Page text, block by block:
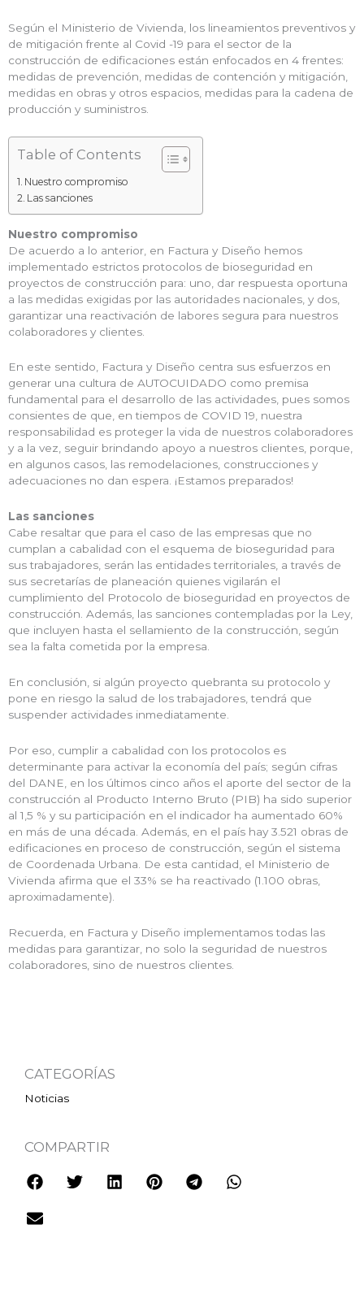
Según el Ministerio de Vivienda, los lineamientos preventivos y
de mitigación frente al Covid -19 para el sector de la
construcción de edificaciones están enfocados en 4 frentes:
medidas de prevención, medidas de contención y mitigación,
medidas en obras y otros espacios, medidas para la cadena de
producción y suministros.
Table of Contents
Nuestro compromiso
Las sanciones
Nuestro compromiso
De acuerdo a lo anterior, en Factura y Diseño hemos
implementado estrictos protocolos de bioseguridad en
proyectos de construcción para: uno, dar respuesta oportuna
a las medidas exigidas por las autoridades nacionales, y dos,
garantizar una reactivación de labores segura para nuestros
colaboradores y clientes.
En este sentido, Factura y Diseño centra sus esfuerzos en
generar una cultura de AUTOCUIDADO como premisa
fundamental para el desarrollo de las actividades, pues somos
consientes de que, en tiempos de COVID 19, nuestra
responsabilidad es proteger la vida de nuestros colaboradores
y a la vez, seguir brindando apoyo a nuestros clientes, porque,
en algunos casos, las remodelaciones, construcciones y
adecuaciones no dan espera. ¡Estamos preparados!
Las sanciones
Cabe resaltar que para el caso de las empresas que no
cumplan a cabalidad con el esquema de bioseguridad para
sus trabajadores, serán las entidades territoriales, a través de
sus secretarías de planeación quienes vigilarán el
cumplimiento del Protocolo de bioseguridad en proyectos de
construcción. Además, las sanciones contempladas por la Ley,
que incluyen hasta el sellamiento de la construcción, según
sea la falta cometida por la empresa.
En conclusión, si algún proyecto quebranta su protocolo y
pone en riesgo la salud de los trabajadores, tendrá que
suspender actividades inmediatamente.
Por eso, cumplir a cabalidad con los protocolos es
determinante para activar la economía del país; según cifras
del DANE, en los últimos cinco años el aporte del sector de la
construcción al Producto Interno Bruto (PIB) ha sido superior
al 1,5 % y su participación en el indicador ha aumentado 60%
en más de una década. Además, en el país hay 3.521 obras de
edificaciones en proceso de construcción, según el sistema
de Coordenada Urbana. De esta cantidad, el Ministerio de
Vivienda afirma que el 33% se ha reactivado (1.100 obras,
aproximadamente).
Recuerda, en Factura y Diseño implementamos todas las
medidas para garantizar, no solo la seguridad de nuestros
colaboradores, sino de nuestros clientes.
CATEGORÍAS
Noticias
COMPARTIR